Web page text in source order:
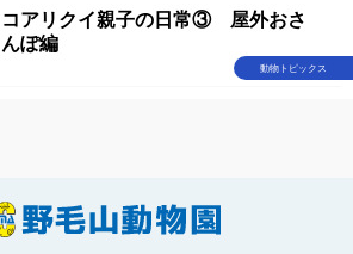
動物トピックス
コアリクイ親子の日常③ 屋外おさ
んぽ編